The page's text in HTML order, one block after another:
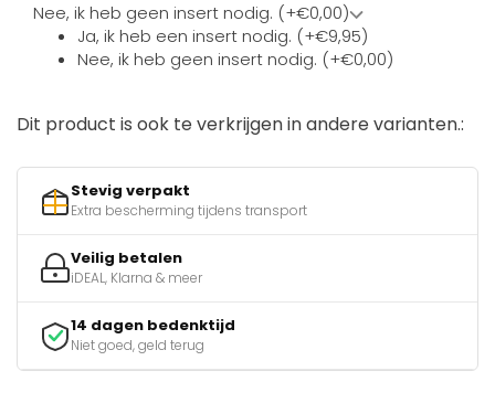
Nee, ik heb geen insert nodig. (+€0,00)
Ja, ik heb een insert nodig. (+€9,95)
Nee, ik heb geen insert nodig. (+€0,00)
Dit product is ook te verkrijgen in andere varianten.:
Stevig verpakt
Extra bescherming tijdens transport
Veilig betalen
iDEAL, Klarna & meer
14 dagen bedenktijd
Niet goed, geld terug